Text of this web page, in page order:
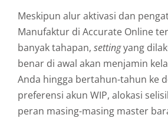
Meskipun alur aktivasi dan
Manufaktur di Accurate Online
banyak tahapan, settingyang
benar di awal akan menjamin
Anda hingga bertahun-tahun ke
preferensi akun WIP, alokasi
peran masing-masing master